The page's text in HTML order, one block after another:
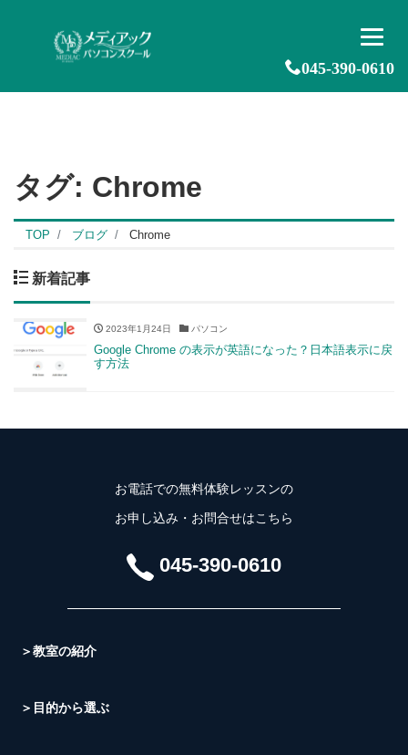
045-390-0610
タグ: Chrome
TOP ブログ Chrome
新着記事
2023年1月24日 パソコン
Google Chrome の表示が英語になった？日本語表示に戻
す方法
お電話での無料体験レッスンの
お申し込み・お問合せはこちら
045-390-0610
＞教室の紹介
＞目的から選ぶ